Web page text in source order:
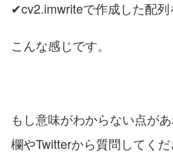
✔cv2.imwriteで作成した配
こんな感じです。
もし意味がわからない点が
欄やTwitterから質問してくだ